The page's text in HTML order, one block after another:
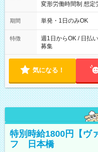
変形労働時間制 想定労働時間
～21：00
期間 単発・1日のみOK
特徴
週1日からOK / 日払
募集
気になる！
特別時給1800円【ヴ
フ 日本橋